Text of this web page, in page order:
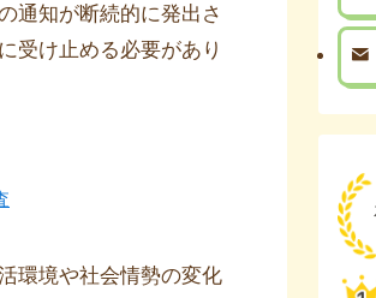
通知が断続的に発出さ
受け止める必要があり
環境や社会情勢の変化